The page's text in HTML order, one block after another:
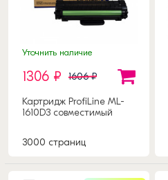
Уточнить наличие
1306 ₽ 1606 ₽
Картридж ProfiLine ML-
1610D3 совместимый
3000 страниц